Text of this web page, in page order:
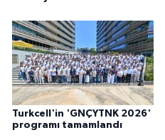
Turkcell'in 'GNÇYTNK 2026'
programı tamamlandı